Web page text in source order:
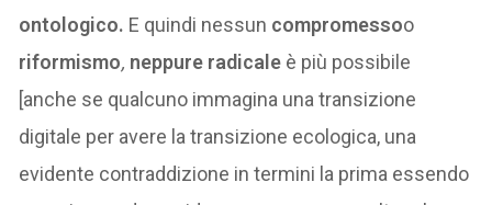
ontologico. E quindi nessun compromessoo
riformismo, neppure radicale è più possibile
[anche se qualcuno immagina una transizione
digitale per avere la transizione ecologica, una
evidente contraddizione in termini la prima essendo